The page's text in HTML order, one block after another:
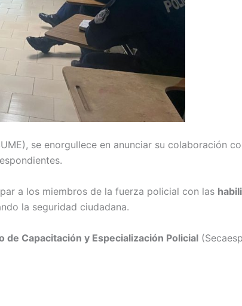
se enorgullece en anunciar su colaboración
a los miembros de la fuerza policial con las
la seguridad ciudadana.
de Capacitación y Especialización Policial